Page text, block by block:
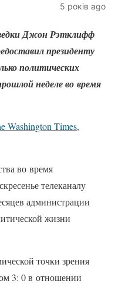
5 років ago
Джон Рэтклифф
президенту
политических
неделе во время
Washington Times,
во время
телеканалу
администрации
жизни
точки зрения
3: 0 в отношении